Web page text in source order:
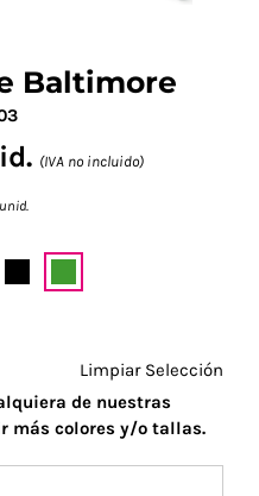
Baltimore
(IVA no incluido)
Limpiar Selección
de nuestras
más colores y/o tallas.